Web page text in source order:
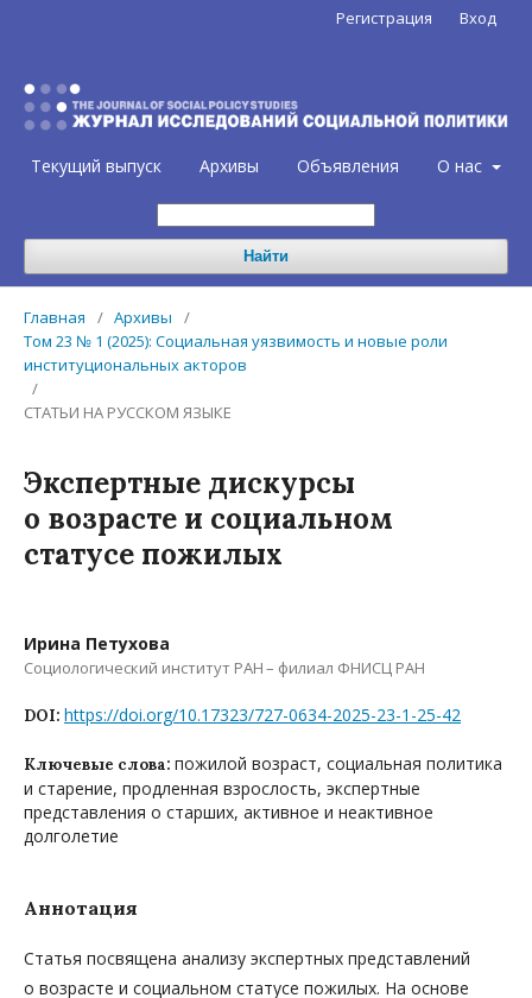
Текущий выпуск Архивы Объявления О нас
Найти
Регистрация Вход
Главная / Архивы
/
Том 23 № 1 (2025): Социальная уязвимость и новые роли
институциональных акторов
/
СТАТЬИ НА РУССКОМ ЯЗЫКЕ
Экспертные дискурсы
о возрасте и социальном
статусе пожилых
Ирина Петухова
Социологический институт РАН – филиал ФНИСЦ РАН
DOI: https://doi.org/10.17323/727-0634-2025-23-1-25-42
Ключевые слова: пожилой возраст, социальная политика
и старение, продленная взрослость, экспертные
представления о старших, активное и неактивное
долголетие
Аннотация
Статья посвящена анализу экспертных представлений
о возрасте и социальном статусе пожилых. На основе